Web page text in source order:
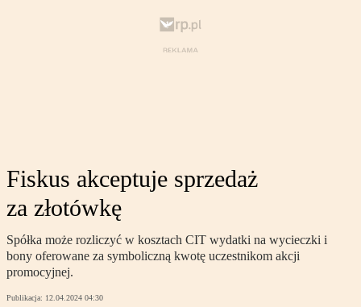
Fiskus akceptuje sprzedaż
za złotówkę
Spółka może rozliczyć w kosztach CIT wydatki na wycieczki i
bony oferowane za symboliczną kwotę uczestnikom akcji
promocyjnej.
Publikacja: 12.04.2024 04:30